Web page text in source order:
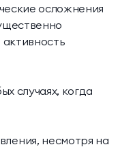
осложнения
случаях, когда
несмотря на